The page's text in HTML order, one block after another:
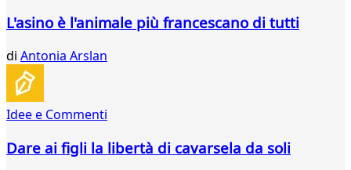
L'asino è l'animale più francescano di tutti
di Antonia Arslan
Idee e Commenti
Dare ai figli la libertà di cavarsela da soli